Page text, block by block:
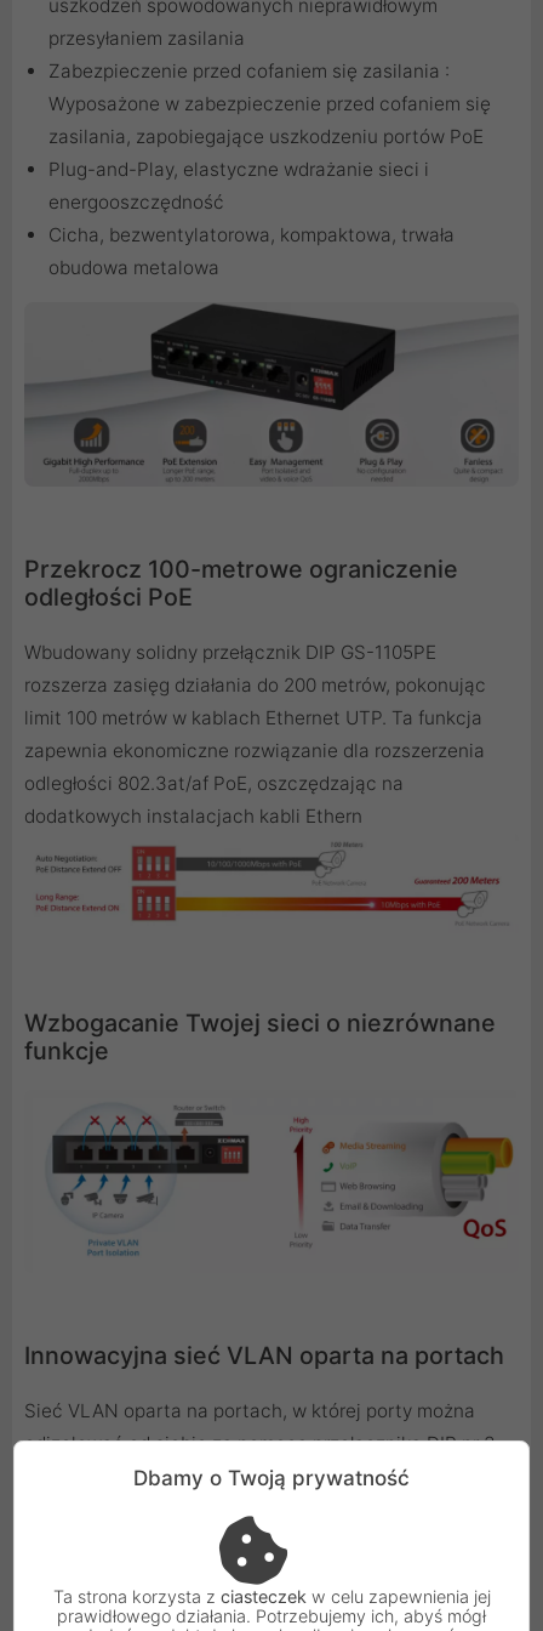
uszkodzeń spowodowanych nieprawidłowym
przesyłaniem zasilania
Zabezpieczenie przed cofaniem się zasilania :
Wyposażone w zabezpieczenie przed cofaniem się
zasilania, zapobiegające uszkodzeniu portów PoE
Plug-and-Play, elastyczne wdrażanie sieci i
energooszczędność
Cicha, bezwentylatorowa, kompaktowa, trwała
obudowa metalowa
Przekrocz 100-metrowe ograniczenie
odległości PoE
Wbudowany solidny przełącznik DIP GS-1105PE
rozszerza zasięg działania do 200 metrów, pokonując
limit 100 metrów w kablach Ethernet UTP. Ta funkcja
zapewnia ekonomiczne rozwiązanie dla rozszerzenia
odległości 802.3at/af PoE, oszczędzając na
dodatkowych instalacjach kabli Ethern
Wzbogacanie Twojej sieci o niezrównane
funkcje
Innowacyjna sieć VLAN oparta na portach
Sieć VLAN oparta na portach, w której porty można
odizolować od siebie za pomocą przełącznika DIP nr 3.
Może to pomóc w zapobieganiu wzajemnemu
Dbamy o Twoją prywatność
Ta strona korzysta z ciasteczek w celu zapewnienia jej
prawidłowego działania. Potrzebujemy ich, abyś mógł